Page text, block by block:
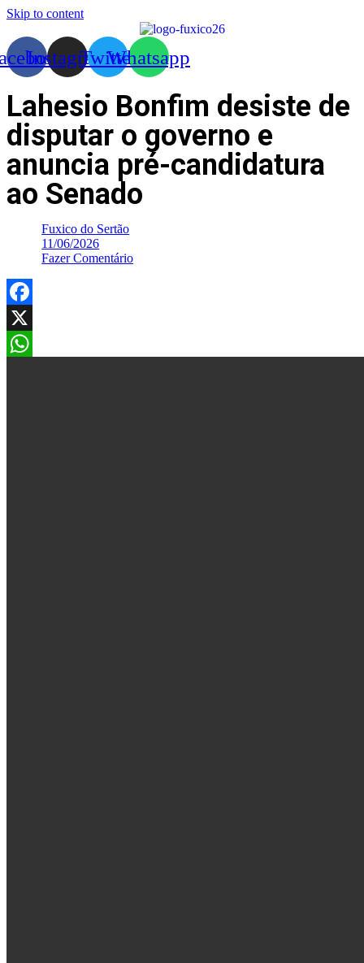
Skip to content
InstagramTwitterWhatsapp
Lahesio Bonfim desiste de
disputar o governo e
anuncia pré-candidatura
ao Senado
Fuxico do Sertão
11/06/2026
Fazer Comentário
Facebook
X